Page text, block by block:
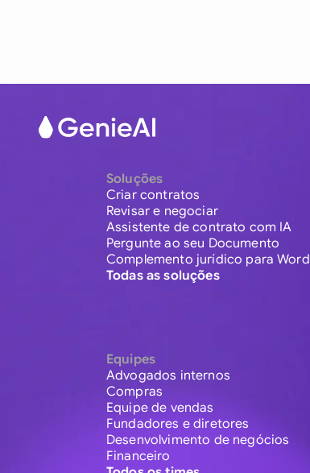
Soluções
Criar contratos
Revisar e negociar
Assistente de contrato com IA
Pergunte ao seu Documento
Complemento jurídico para Word
Todas as soluções
Equipes
Advogados internos
Compras
Equipe de vendas
Fundadores e diretores
Desenvolvimento de negócios
Financeiro